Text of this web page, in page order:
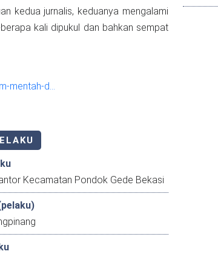
kedua jurnalis, keduanya mengalami
kali dipukul dan bahkan sempat
mentah-d…
Kecamatan Pondok Gede Bekasi